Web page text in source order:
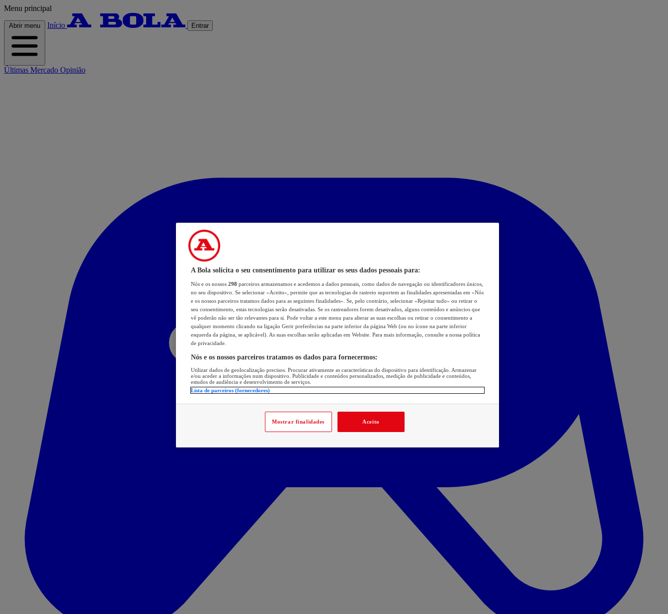
Menu principal
Abrir menu Início Entrar
Últimas Mercado Opinião
A Bola solicita o seu consentimento para utilizar os seus dados pessoais para:
Nós e os nossos 298 parceiros armazenamos e acedemos a dados pessoais, como dados de navegação ou identificadores únicos,
no seu dispositivo. Se selecionar «Aceito», permite que as tecnologias de rastreio suportem as finalidades apresentadas em «Nós
e os nossos parceiros tratamos dados para as seguintes finalidades». Se, pelo contrário, selecionar «Rejeitar tudo» ou retirar o
seu consentimento, estas tecnologias serão desativadas. Se os rastreadores forem desativados, alguns conteúdos e anúncios que
vê poderão não ser tão relevantes para si. Pode voltar a este menu para alterar as suas escolhas ou retirar o consentimento a
qualquer momento clicando na ligação Gerir preferências na parte inferior da página Web (ou no ícone na parte inferior
esquerda da página, se aplicável). As suas escolhas serão aplicadas em Website. Para mais informação, consulte a nossa política
de privacidade.
Nós e os nossos parceiros tratamos os dados para fornecermos:
Utilizar dados de geolocalização precisos. Procurar ativamente as características do dispositivo para identificação. Armazenar
e/ou aceder a informações num dispositivo. Publicidade e conteúdos personalizados, medição de publicidade e conteúdos,
estudos de audiência e desenvolvimento de serviços.
Lista de parceiros (fornecedores)
Mostrar finalidades Aceito